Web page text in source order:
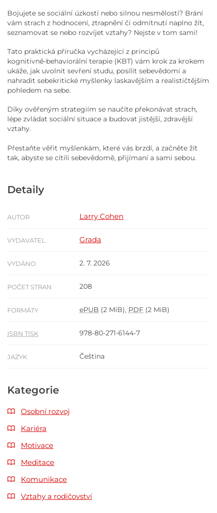
Bojujete se sociální úzkostí nebo silnou nesmělostí? Brání
vám strach z hodnocení, ztrapnění či odmítnutí naplno žít,
seznamovat se nebo rozvíjet vztahy? Nejste v tom sami!
Tato praktická příručka vycházející z principů
kognitivně‑behaviorální terapie (KBT) vám krok za krokem
ukáže, jak uvolnit sevření studu, posílit sebevědomí a
nahradit sebekritické myšlenky laskavějším a realističtějším
pohledem na sebe.
Díky ověřeným strategiím se naučíte překonávat strach,
lépe zvládat sociální situace a budovat jistější, zdravější
vztahy.
Přestaňte věřit myšlenkám, které vás brzdí, a začněte žít
tak, abyste se cítili sebevědomě, přijímaní a sami sebou.
Detaily
AUTOR Larry Cohen
VYDAVATEL Grada
VYDÁNO 2. 7. 2026
POČET STRAN 208
FORMÁTY ePUB (2 MiB), PDF (2 MiB)
ISBN TISK 978-80-271-6144-7
JAZYK Čeština
Kategorie
Osobní rozvoj
Kariéra
Motivace
Meditace
Komunikace
Vztahy a rodičovství